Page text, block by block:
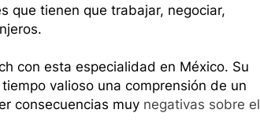
que tienen que trabajar, negociar,
con esta especialidad en México. Su
valioso una comprensión de un
consecuencias muy negativas sobre el